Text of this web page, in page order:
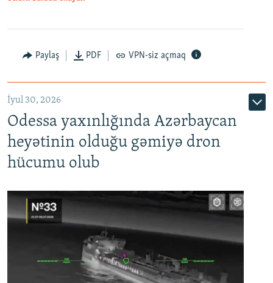
Paylaş PDF VPN-siz açmaq
İyul 30, 2026
Odessa yaxınlığında Azərbaycan
heyətinin olduğu gəmiyə dron
hücumu olub